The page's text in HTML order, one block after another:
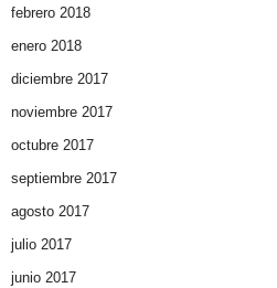
febrero 2018
enero 2018
diciembre 2017
noviembre 2017
octubre 2017
septiembre 2017
agosto 2017
julio 2017
junio 2017